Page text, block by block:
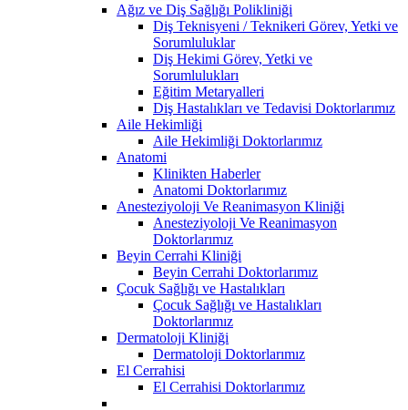
Ağız ve Diş Sağlığı Polikliniği
Diş Teknisyeni / Teknikeri Görev, Yetki ve
Sorumluluklar
Diş Hekimi Görev, Yetki ve
Sorumlulukları
Eğitim Metaryalleri
Diş Hastalıkları ve Tedavisi Doktorlarımız
Aile Hekimliği
Aile Hekimliği Doktorlarımız
Anatomi
Klinikten Haberler
Anatomi Doktorlarımız
Anesteziyoloji Ve Reanimasyon Kliniği
Anesteziyoloji Ve Reanimasyon
Doktorlarımız
Beyin Cerrahi Kliniği
Beyin Cerrahi Doktorlarımız
Çocuk Sağlığı ve Hastalıkları
Çocuk Sağlığı ve Hastalıkları
Doktorlarımız
Dermatoloji Kliniği
Dermatoloji Doktorlarımız
El Cerrahisi
El Cerrahisi Doktorlarımız